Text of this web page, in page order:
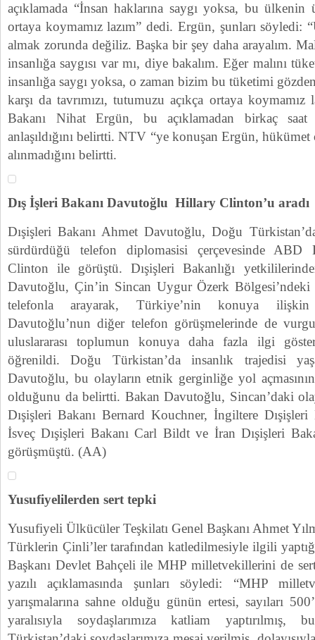
açıklamada “İnsan haklarına saygı yoksa, bu ülkenin
ortaya koymamız lazım” dedi. Ergün, şunları söyledi:
almak zorunda değiliz. Başka bir şey daha arayalım.
insanlığa saygısı var mı, diye bakalım. Eğer malını
insanlığa saygı yoksa, o zaman bizim bu tüketimi
karşı da tavrımızı, tutumuzu açıkça ortaya koymamız
Bakanı Nihat Ergün, bu açıklamadan birkaç saat
anlaşıldığını belirtti. NTV “ye konuşan Ergün,
alınmadığını belirtti.
Dış İşleri Bakanı Davutoğlu Hillary Clinton’u aradı
Dışişleri Bakanı Ahmet Davutoğlu, Doğu
sürdürdüğü telefon diplomasisi çerçevesinde ABD
Clinton ile görüştü. Dışişleri Bakanlığı
Davutoğlu, Çin’in Sincan Uygur Özerk
telefonla arayarak, Türkiye’nin konuya ilişkin
Davutoğlu’nun diğer telefon görüşmelerinde de
uluslararası toplumun konuya daha fazla ilgi
öğrenildi. Doğu Türkistan’da insanlık trajedisi
Davutoğlu, bu olayların etnik gerginliğe yol
olduğunu da belirtti. Bakan Davutoğlu, Sincan’daki
Dışişleri Bakanı Bernard Kouchner, İngiltere
İsveç Dışişleri Bakanı Carl Bildt ve İran Dışişleri
görüşmüştü. (AA)
Yusufiyelilerden sert tepki
Yusufiyeli Ülkücüler Teşkilatı Genel Başkanı Ahmet
Türklerin Çinli’ler tarafından katledilmesiyle ilgili
Başkanı Devlet Bahçeli ile MHP milletvekillerini de
yazılı açıklamasında şunları söyledi: “MHP
yarışmalarına sahne olduğu günün ertesi, sayıları
yaralısıyla soydaşlarımıza katliam